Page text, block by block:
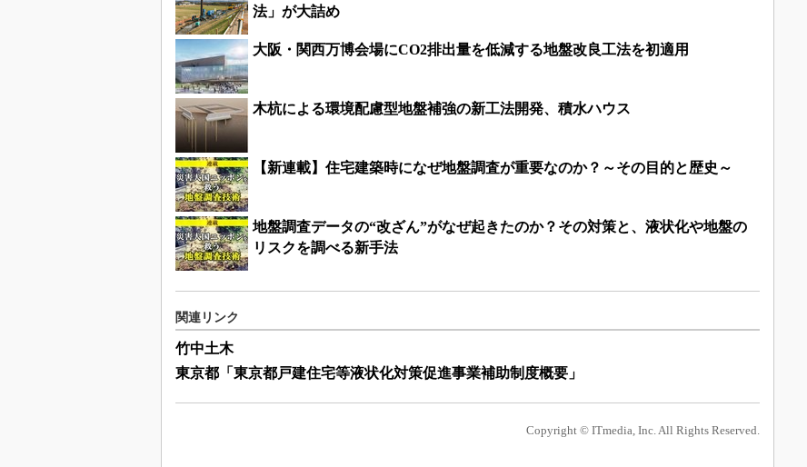
法」が大詰め
大阪・関西万博会場にCO2排出量を低減する地盤改良工法を初適用
木杭による環境配慮型地盤補強の新工法開発、積水ハウス
【新連載】住宅建築時になぜ地盤調査が重要なのか？～その目的と歴史～
地盤調査データの“改ざん”がなぜ起きたのか？その対策と、液状化や地盤の
リスクを調べる新手法
関連リンク
竹中土木
東京都「東京都戸建住宅等液状化対策促進事業補助制度概要」
Copyright © ITmedia, Inc. All Rights Reserved.